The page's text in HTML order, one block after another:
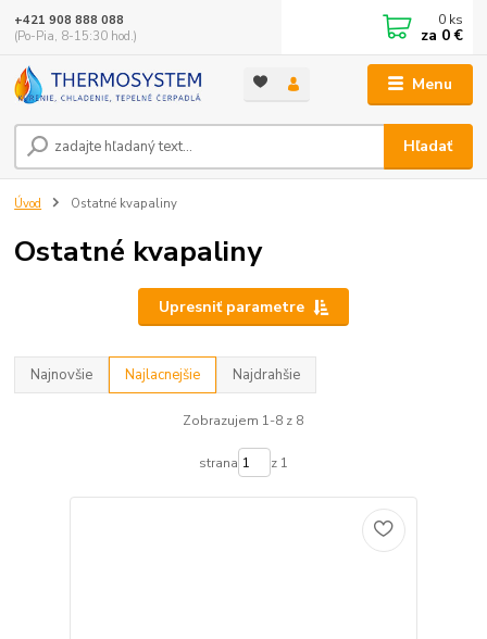
Menu
Hľadať
+421 908 888 088
(Po-Pia, 8-15:30 hod.)
0 ks
za 0 €
Úvod Ostatné kvapaliny
Ostatné kvapaliny
Upresniť parametre
Najnovšie Najlacnejšie Najdrahšie
Zobrazujem 1-8 z 8
strana z 1